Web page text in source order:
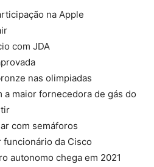
na Apple
com JDA
nas olimpiadas
a maior fornecedora de gás do
com semáforos
da Cisco
autonomo chega em 2021